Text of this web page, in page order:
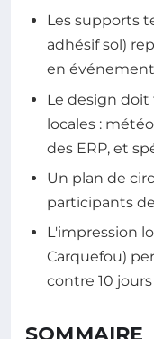
Les supports
adhésif sol)
en
Le design
locales :
des ERP, et
Un plan de
participants
L'impression
Carquefou)
contre 10